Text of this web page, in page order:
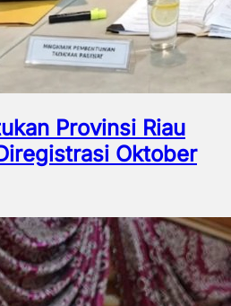
Provinsi Riau
Oktober